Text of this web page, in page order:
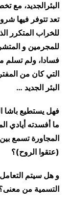
البئرالجديد، مع
تعد تتوفر فيها
للخراب المتكرر
للمجرمين و
فسادا، ولم تسلم
التي كان من
البئر الجديد …
فهل يستطيع باشا
ما أفسدته أيادي
المجاورة تسمع
(عتقوا الروح)؟
و هل سيتم
التسمية من